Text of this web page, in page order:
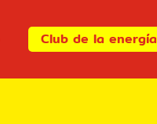
Club de la energía